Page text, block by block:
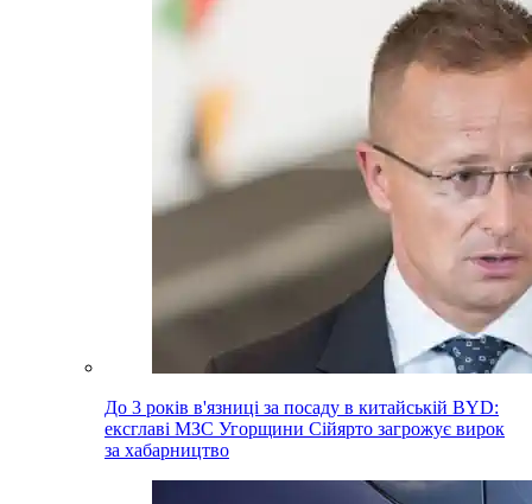
До 3 років в'язниці за посаду в китайській BYD:
ексглаві МЗС Угорщини Сійярто загрожує вирок
за хабарництво